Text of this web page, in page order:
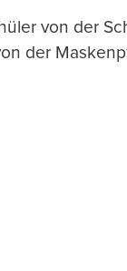
von der
der